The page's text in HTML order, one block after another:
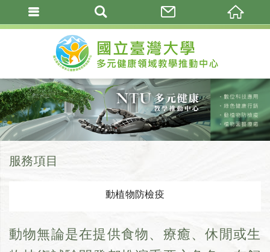
服務項目
動植物防檢疫
動物無論是在提供食物、療癒、休閒或生